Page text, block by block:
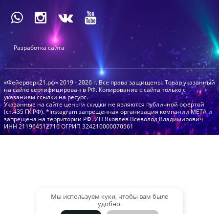
Разработка сайта
«Фейерверк21.рф» 2019 - 2026 г. Все права защищены. Товар указанный
на сайте сертифицирован в РФ. Копирование с сайта только с
указанием ссылки на ресурс.
Указанные на сайте цены и скидки не являются публичной офертой
(ст.435 ГК РФ). *instagram запрещенная организация компании МЕТА и
запрещена на территории РФ. ИП Яковлев Всеволод Владимирович
ИНН 211964512716 ОГРИП 324210000070561
Мы используем куки, чтобы вам было
удобно.